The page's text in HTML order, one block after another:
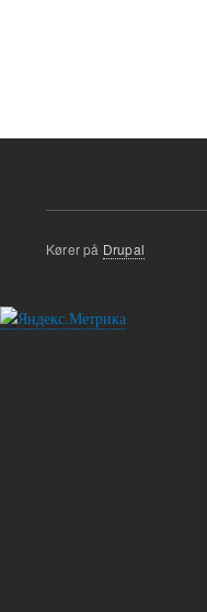
Kører på Drupal